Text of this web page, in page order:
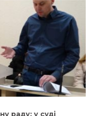
раду: у суді